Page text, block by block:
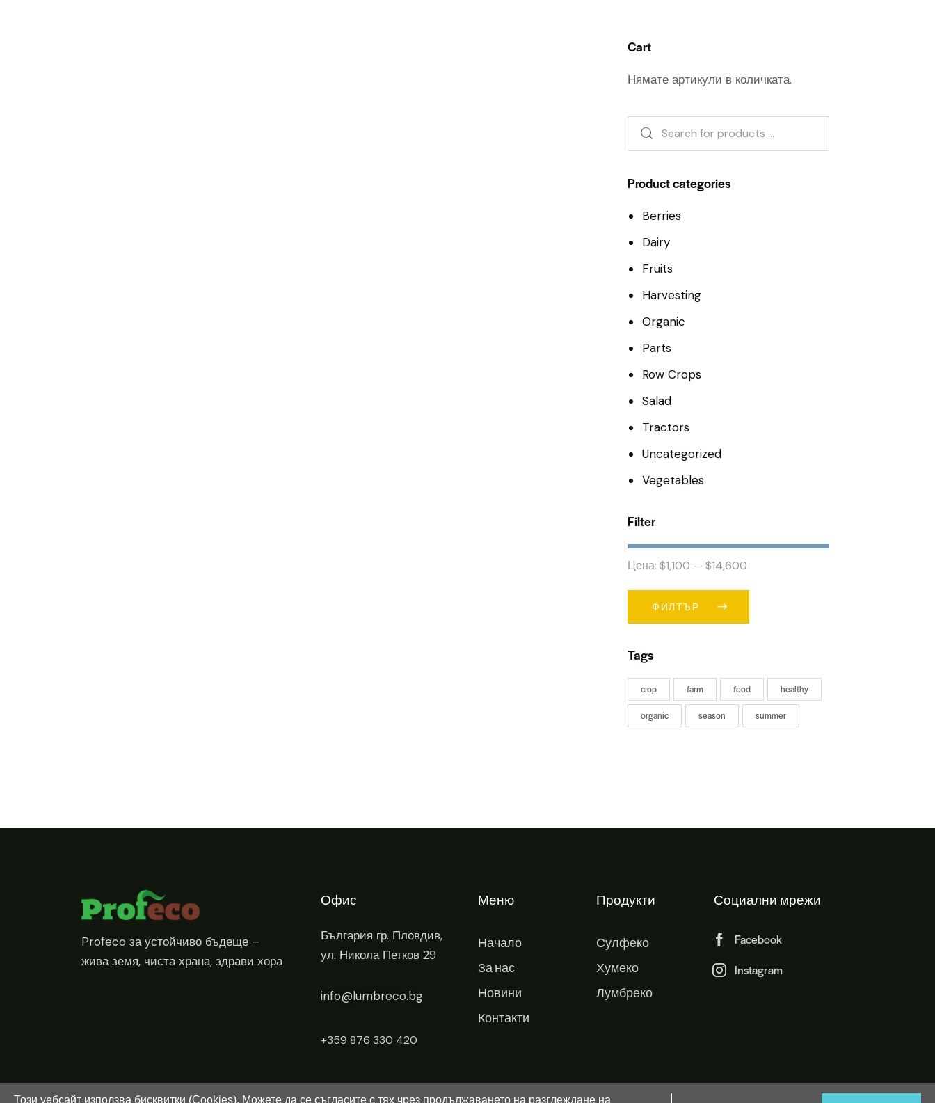
Cart
Нямате артикули в количката.
Product categories
Berries
Dairy
Fruits
Harvesting
Organic
Parts
Row Crops
Salad
Tractors
Uncategorized
Vegetables
Filter
ФИЛТЪР
Цена:$1,100 —$14,600
Tags
crop farm food healthy
organic season summer
Profeco за устойчиво бъдеще –
жива земя, чиста храна, здрави хора
Офис
България гр. Пловдив,
ул. Никола Петков 29
info@lumbreco.bg
+359 876 330 420
Меню
Начало
За нас
Новини
Контакти
Продукти
Сулфеко
Хумеко
Лумбреко
Социални мрежи
Facebook
Instagram
Този уебсайт използва бисквитки (Cookies). Можете да се съгласите с тях чрез продължаването на разглеждане на